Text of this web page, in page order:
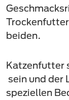
beiden.
Katzenfutter
sein und der
speziellen